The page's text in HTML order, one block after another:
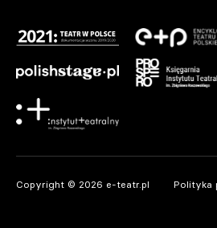
Warszawa. Iga
Powązkach Wojskowych
Chyra. Gwiazdy wystąpią
Copyright © 2026 e-teatr.pl Polityka